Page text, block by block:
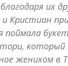
их
Кристиан
поймала
женихом в